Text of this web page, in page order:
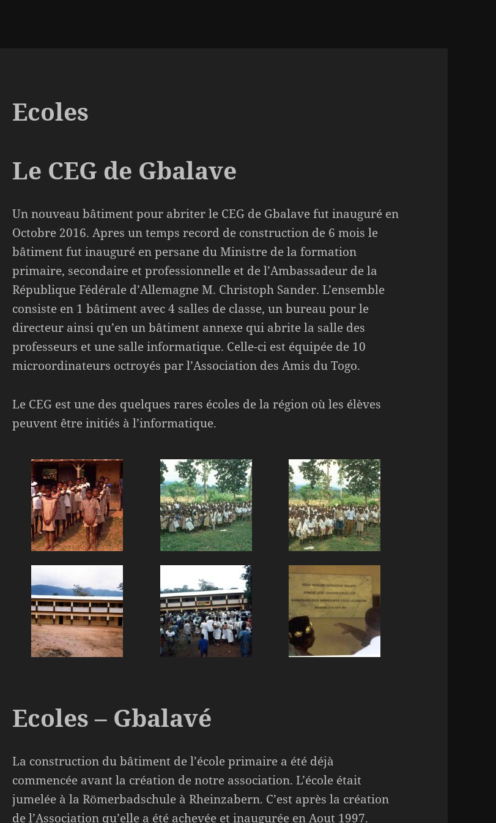
Ecoles
Le CEG de Gbalave
Un nouveau bâtiment pour abriter le CEG de Gbalave fut inauguré en
Octobre 2016. Apres un temps record de construction de 6 mois le
bâtiment fut inauguré en persane du Ministre de la formation
primaire, secondaire et professionnelle et de l’Ambassadeur de la
République Fédérale d’Allemagne M. Christoph Sander. L’ensemble
consiste en 1 bâtiment avec 4 salles de classe, un bureau pour le
directeur ainsi qu’en un bâtiment annexe qui abrite la salle des
professeurs et une salle informatique. Celle-ci est équipée de 10
microordinateurs octroyés par l’Association des Amis du Togo.
Le CEG est une des quelques rares écoles de la région où les élèves
peuvent être initiés à l’informatique.
Ecoles – Gbalavé
La construction du bâtiment de l’école primaire a été déjà
commencée avant la création de notre association. L’école était
jumelée à la Römerbadschule à Rheinzabern. C’est après la création
de l’Association qu’elle a été achevée et inaugurée en Aout 1997.